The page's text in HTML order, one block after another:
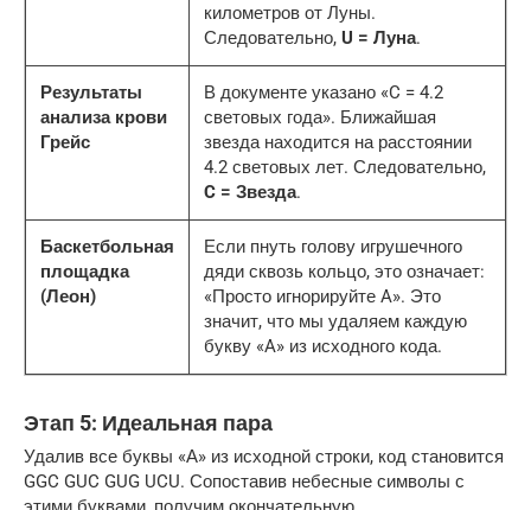
километров от Луны.
Следовательно, U = Луна.
Результаты
анализа крови
Грейс
В документе указано «C = 4.2
световых года». Ближайшая
звезда находится на расстоянии
4.2 световых лет. Следовательно,
C = Звезда.
Баскетбольная
площадка
(Леон)
Если пнуть голову игрушечного
дяди сквозь кольцо, это означает:
«Просто игнорируйте A». Это
значит, что мы удаляем каждую
букву «A» из исходного кода.
Этап 5: Идеальная пара
Удалив все буквы «А» из исходной строки, код становится
GGC GUC GUG UCU. Сопоставив небесные символы с